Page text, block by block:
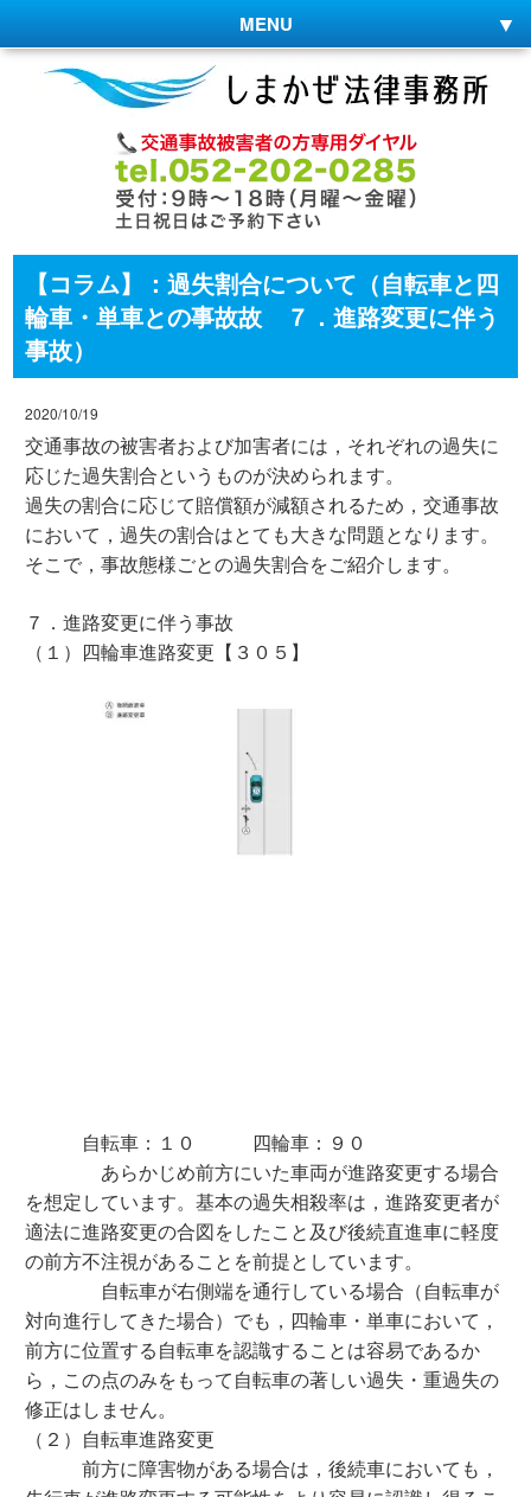
MENU
【コラム】：過失割合について（自転車と四
輪車・単車との事故故 ７．進路変更に伴う
事故）
2020/10/19
交通事故の被害者および加害者には，それぞれの過失に
応じた過失割合というものが決められます。
過失の割合に応じて賠償額が減額されるため，交通事故
において，過失の割合はとても大きな問題となります。
そこで，事故態様ごとの過失割合をご紹介します。
７．進路変更に伴う事故
（１）四輪車進路変更【３０５】
自転車：１０ 四輪車：９０
あらかじめ前方にいた車両が進路変更する場合
を想定しています。基本の過失相殺率は，進路変更者が
適法に進路変更の合図をしたこと及び後続直進車に軽度
の前方不注視があることを前提としています。
自転車が右側端を通行している場合（自転車が
対向進行してきた場合）でも，四輪車・単車において，
前方に位置する自転車を認識することは容易であるか
ら，この点のみをもって自転車の著しい過失・重過失の
修正はしません。
（２）自転車進路変更
前方に障害物がある場合は，後続車においても，